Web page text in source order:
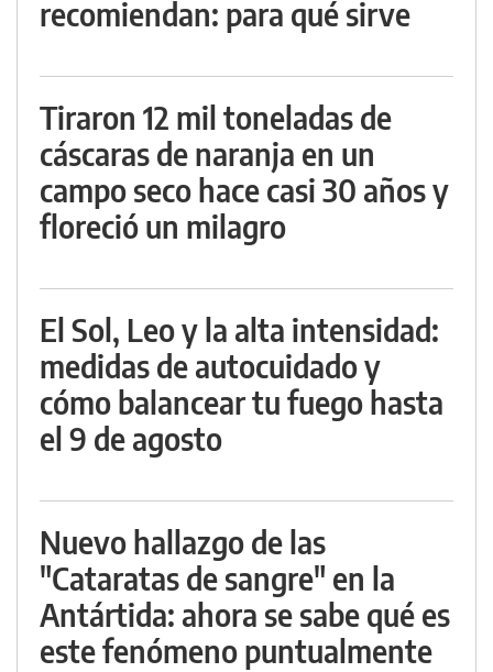
recomiendan: para qué sirve
Tiraron 12 mil toneladas de
cáscaras de naranja en un
campo seco hace casi 30 años y
floreció un milagro
El Sol, Leo y la alta intensidad:
medidas de autocuidado y
cómo balancear tu fuego hasta
el 9 de agosto
Nuevo hallazgo de las
"Cataratas de sangre" en la
Antártida: ahora se sabe qué es
este fenómeno puntualmente